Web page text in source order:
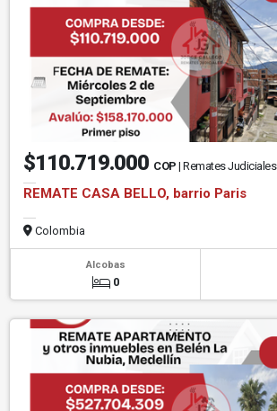
$110.719.000 COP | Remates Judiciales
REMATE CASA BELLO, barrio Paris
Colombia
Alcobas
0